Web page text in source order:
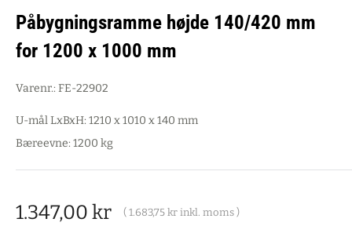
Påbygningsramme højde 140/420 mm
for 1200 x 1000 mm
Varenr.: FE-22902
U-mål LxBxH: 1210 x 1010 x 140 mm
Bæreevne: 1200 kg
Salgspris
1.347,00 kr ( 1.683,75 kr inkl. moms )